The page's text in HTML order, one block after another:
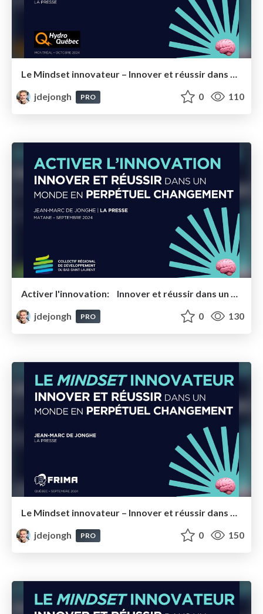
Le Mindset innovateur – Innover et réussir dans un monde en perpétuel changement Hydro-Québec
jdejongh
PRO 0 110
jdejongh
PRO 0 130
Le Mindset innovateur – Innover et réussir dans un monde en perpétuel changement – Studio Frima Québec
jdejongh
PRO 0 150